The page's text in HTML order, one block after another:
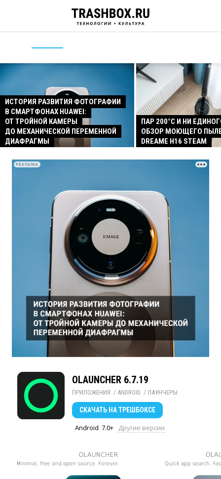
ИСТОРИЯ РАЗВИТИЯ ФОТОГРАФИИ
В СМАРТФОНАХ HUAWEI:
ОТ ТРОЙНОЙ КАМЕРЫ
ДО МЕХАНИЧЕСКОЙ ПЕРЕМЕННОЙ
ДИАФРАГМЫ
ПАР 200°C И НИ
ОБЗОР МОЮЩЕГО
DREAME H16 STEAM
РЕКЛАМА
OLAUNCHER 6.7.19
ПРИЛОЖЕНИЯ / ANDROID / ЛАУНЧЕРЫ
СКАЧАТЬ НА ТРЕШБОКСЕ
Android 7.0+ Другие версии